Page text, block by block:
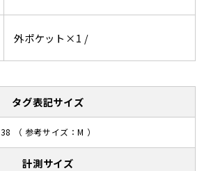
外ポケット×1 /
タグ表記サイズ
38 （ 参考サイズ：M ）
計測サイズ